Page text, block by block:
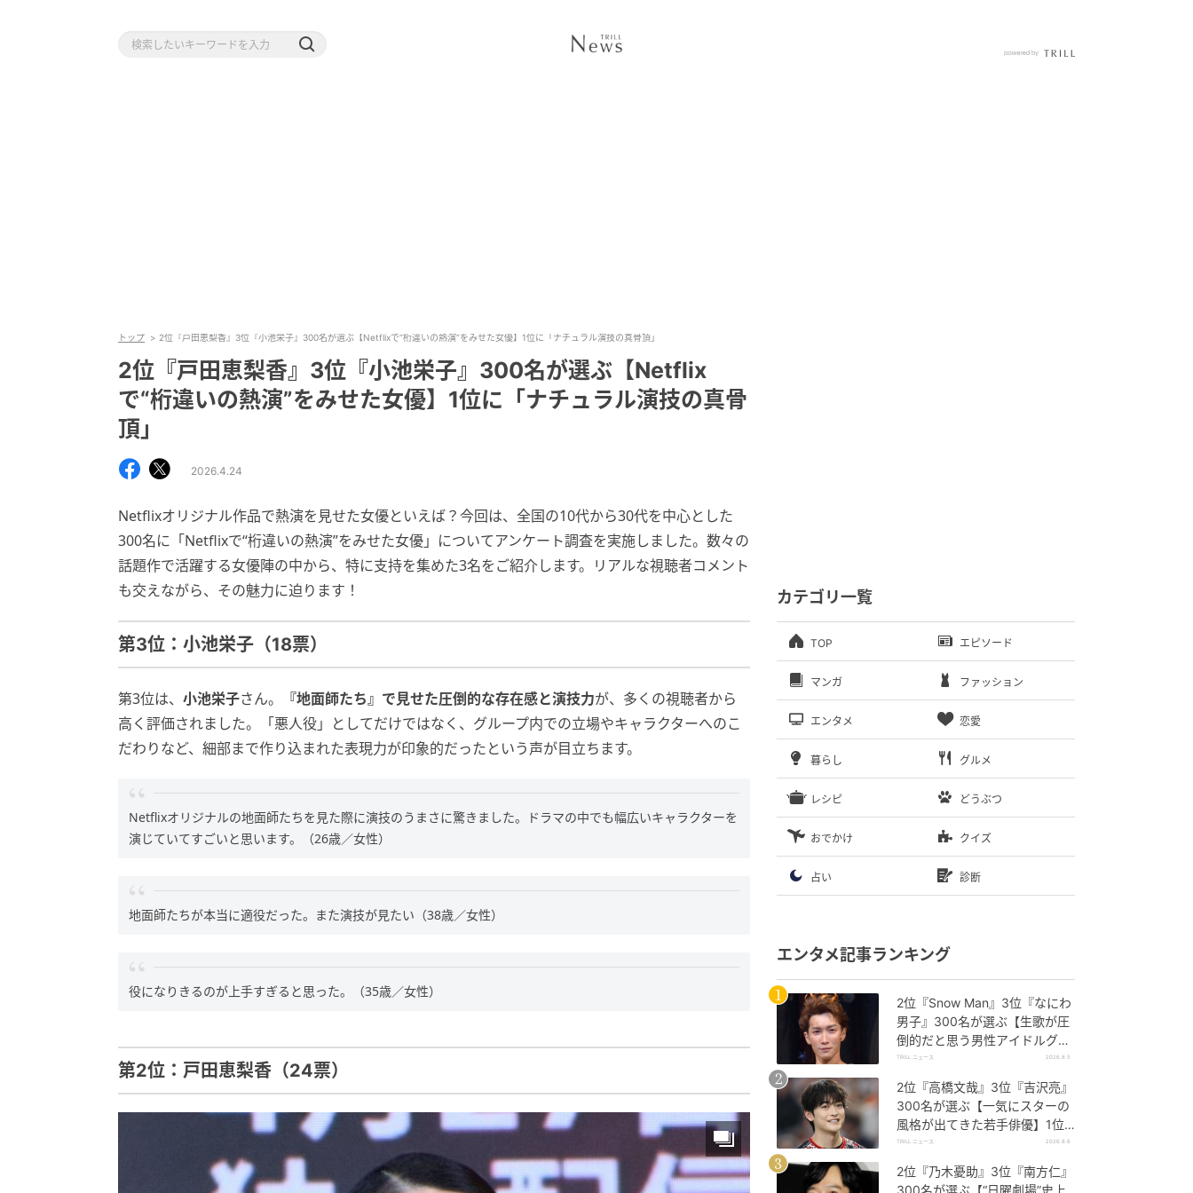
トップ 2位『戸田恵梨香』3位『小池栄子』300名が選ぶ【Netflixで“桁違いの熱演”をみせた女優】1位に「ナチュラル演技の真骨頂」
2位『戸田恵梨香』3位『小池栄子』300名が選ぶ【Netflix
で“桁違いの熱演”をみせた女優】1位に「ナチュラル演技の真骨
頂」
2026.4.24
Netflixオリジナル作品で熱演を見せた女優といえば？今回は、全国の10代から30代を中心とした
300名に「Netflixで“桁違いの熱演”をみせた女優」についてアンケート調査を実施しました。数々の
話題作で活躍する女優陣の中から、特に支持を集めた3名をご紹介します。リアルな視聴者コメント
も交えながら、その魅力に迫ります！
第3位：小池栄子（18票）
第3位は、 小池栄子さん。 『地面師たち』で見せた圧倒的な存在感と演技力が、多くの視聴者から
高く評価されました。「悪人役」としてだけではなく、グループ内での立場やキャラクターへのこ
だわりなど、細部まで作り込まれた表現力が印象的だったという声が目立ちます。
Netflixオリジナルの地面師たちを見た際に演技のうまさに驚きました。ドラマの中でも幅広いキャラクターを
演じていてすごいと思います。（26歳／女性）
地面師たちが本当に適役だった。また演技が見たい（38歳／女性）
役になりきるのが上手すぎると思った。（35歳／女性）
第2位：戸田恵梨香（24票）
カテゴリ一覧
TOP エピソード
マンガ ファッション
エンタメ 恋愛
暮らし グルメ
レシピ どうぶつ
おでかけ クイズ
占い 診断
エンタメ記事ランキング
2位『Snow Man』3位『なにわ
男子』300名が選ぶ【生歌が圧
倒的だと思う男性アイドルグル
ープ】1位に「音源を超える迫
TRILL ニュース 2026.8.5
2位『高橋文哉』3位『吉沢亮』
300名が選ぶ【一気にスターの
風格が出てきた若手俳優】1位
に「どんどんと魅力が高まって
TRILL ニュース 2026.8.6
2位『乃木憂助』3位『南方仁』
300名が選ぶ【“日曜劇場”史上